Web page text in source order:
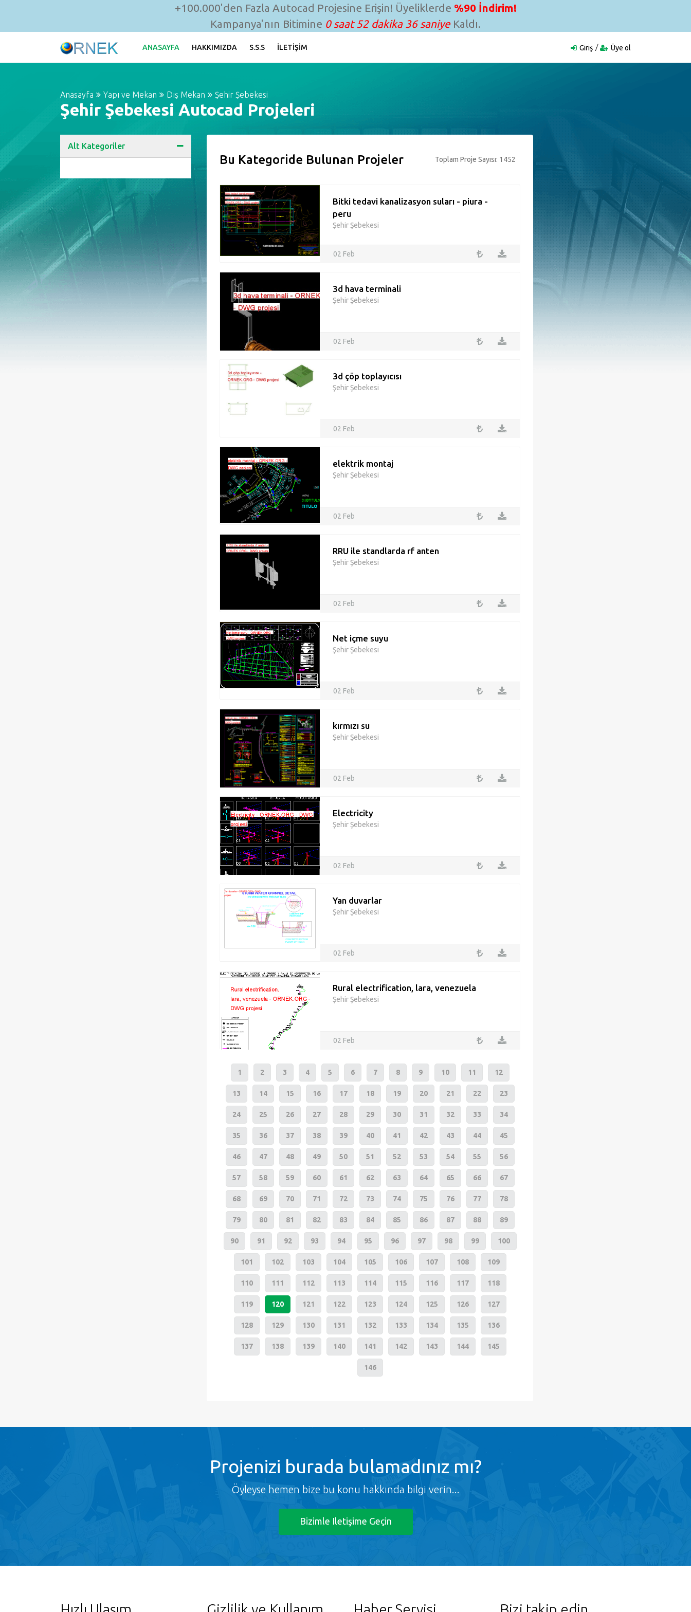
+100.000'den Fazla Autocad Projesine Erişin! Üyeliklerde %90 İndirim!
Kampanya'nın Bitimine 0 saat 52 dakika 35 saniyeKaldı.
ANASAYFA HAKKIMIZDA S.S.S İLETIŞIM Giriş Üye ol
Anasayfa Yapı ve Mekan Dış Mekan Şehir Şebekesi
Şehir Şebekesi Autocad Projeleri
Alt Kategoriler
Bu Kategoride Bulunan Projeler Toplam Proje Sayısı: 1452
Bitki tedavi kanalizasyon suları - piura -
peru
Şehir Şebekesi
02 Feb
3d hava terminali
Şehir Şebekesi
02 Feb
3d çöp toplayıcısı
Şehir Şebekesi
02 Feb
elektrik montaj
Şehir Şebekesi
02 Feb
RRU ile standlarda rf anten
Şehir Şebekesi
02 Feb
Net içme suyu
Şehir Şebekesi
02 Feb
kırmızı su
Şehir Şebekesi
02 Feb
Electricity
Şehir Şebekesi
02 Feb
Yan duvarlar
Şehir Şebekesi
02 Feb
Rural electrification, lara, venezuela
Şehir Şebekesi
02 Feb
1 2 3 4 5 6 7 8 9 10 11 12
13 14 15 16 17 18 19 20 21 22 23
24 25 26 27 28 29 30 31 32 33 34
35 36 37 38 39 40 41 42 43 44 45
46 47 48 49 50 51 52 53 54 55 56
57 58 59 60 61 62 63 64 65 66 67
68 69 70 71 72 73 74 75 76 77 78
79 80 81 82 83 84 85 86 87 88 89
90 91 92 93 94 95 96 97 98 99 100
101 102 103 104 105 106 107 108 109
110 111 112 113 114 115 116 117 118
119 120 121 122 123 124 125 126 127
128 129 130 131 132 133 134 135 136
137 138 139 140 141 142 143 144 145
146
Projenizi burada bulamadınız mı?
Öyleyse hemen bize bu konu hakkında bilgi verin...
Bizimle Iletişime Geçin